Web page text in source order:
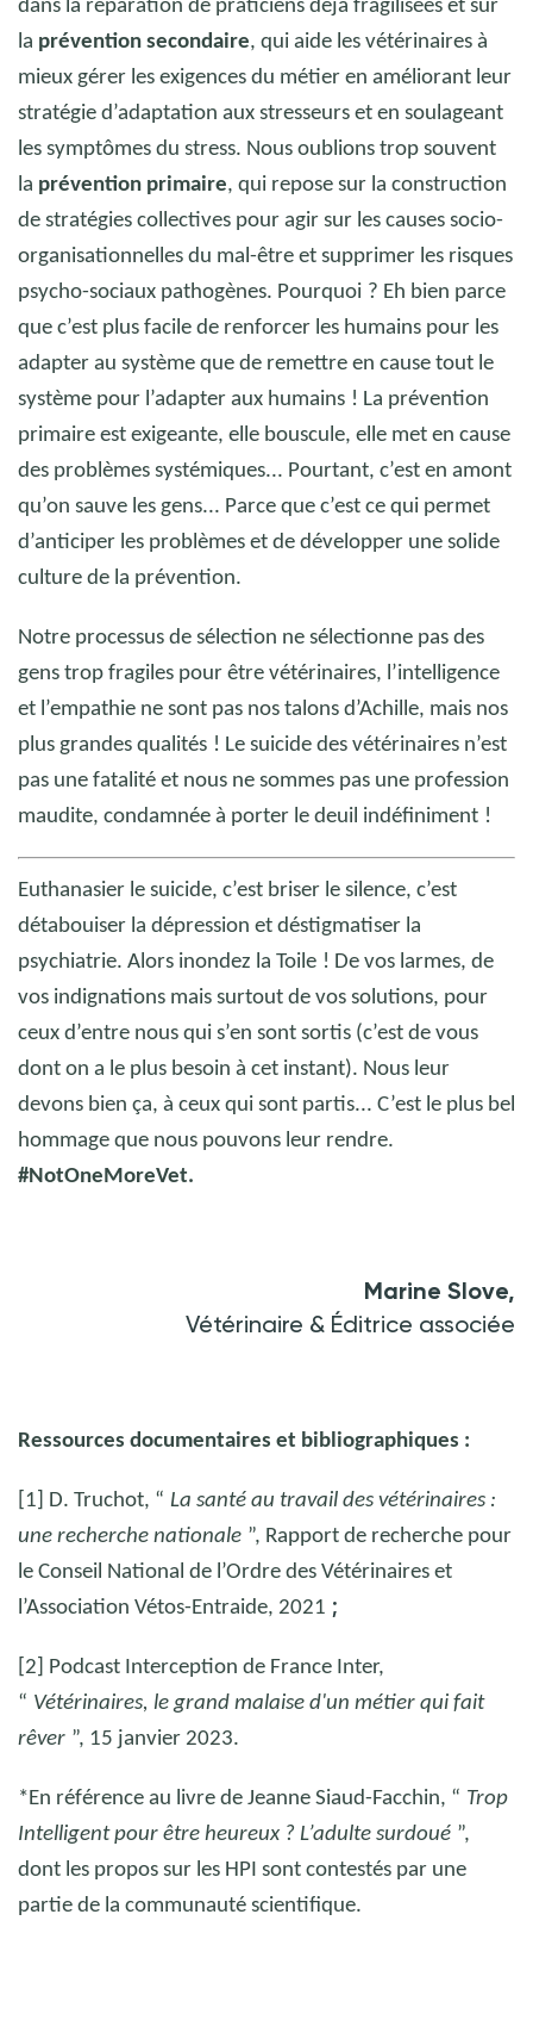
dans la réparation de praticiens déjà fragilisées et sur
la prévention secondaire, qui aide les vétérinaires à
mieux gérer les exigences du métier en améliorant leur
stratégie d’adaptation aux stresseurs et en soulageant
les symptômes du stress. Nous oublions trop souvent
la prévention primaire, qui repose sur la construction
de stratégies collectives pour agir sur les causes socio-
organisationnelles du mal-être et supprimer les risques
psycho-sociaux pathogènes. Pourquoi ? Eh bien parce
que c’est plus facile de renforcer les humains pour les
adapter au système que de remettre en cause tout le
système pour l’adapter aux humains ! La prévention
primaire est exigeante, elle bouscule, elle met en cause
des problèmes systémiques... Pourtant, c’est en amont
qu’on sauve les gens... Parce que c’est ce qui permet
d’anticiper les problèmes et de développer une solide
culture de la prévention.
Notre processus de sélection ne sélectionne pas des
gens trop fragiles pour être vétérinaires, l’intelligence
et l’empathie ne sont pas nos talons d’Achille, mais nos
plus grandes qualités ! Le suicide des vétérinaires n’est
pas une fatalité et nous ne sommes pas une profession
maudite, condamnée à porter le deuil indéfiniment !
Euthanasier le suicide, c’est briser le silence, c’est
détabouiser la dépression et déstigmatiser la
psychiatrie. Alors inondez la Toile ! De vos larmes, de
vos indignations mais surtout de vos solutions, pour
ceux d’entre nous qui s’en sont sortis (c’est de vous
dont on a le plus besoin à cet instant). Nous leur
devons bien ça, à ceux qui sont partis... C’est le plus bel
hommage que nous pouvons leur rendre.
#NotOneMoreVet.
Marine Slove,
Vétérinaire & Éditrice associée
Ressources documentaires et bibliographiques :
[1] D. Truchot, “ La santé au travail des vétérinaires :
une recherche nationale ”, Rapport de recherche pour
le Conseil National de l’Ordre des Vétérinaires et
l’Association Vétos-Entraide, 2021 ;
[2] Podcast Interception de France Inter,
“ Vétérinaires, le grand malaise d'un métier qui fait
rêver ”, 15 janvier 2023.
*En référence au livre de Jeanne Siaud-Facchin, “ Trop
Intelligent pour être heureux ? L’adulte surdoué ”,
dont les propos sur les HPI sont contestés par une
partie de la communauté scientifique.